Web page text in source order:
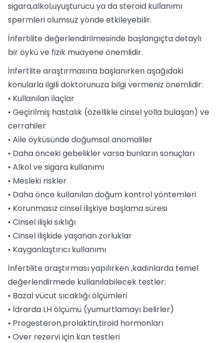
sigara,alkol,uyuşturucu ya da steroid kullanımı
spermleri olumsuz yönde etkileyebilir.
İnfertilite değerlendirilmesinde başlangıçta detaylı
bir öykü ve fizik muayene önemlidir.
İnfertlite araştırmasına başlanırken aşağıdaki
konularla ilgili doktorunuza bilgi vermeniz önemlidir:
• Kullanılan ilaçlar
• Geçirilmiş hastalık (özellikle cinsel yolla bulaşan) ve
cerrahiler
• Aile öyküsünde doğumsal anomaliler
• Daha önceki gebelikler varsa bunların sonuçları
• Alkol ve sigara kullanımı
• Mesleki riskler
• Daha önce kullanılan doğum kontrol yöntemleri
• Korunmasız cinsel ilişkiye başlama süresi
• Cinsel ilişki sıklığı
• Cinsel ilişkide yaşanan zorluklar
• Kayganlaştırıcı kullanımı
İnfertilite araştırması yapılırken ,kadınlarda temel
değerlendirmede kullanılabilecek testler:
• Bazal vücut sıcaklığı ölçümleri
• İdrarda LH ölçümü (yumurtlamayı belirler)
• Progesteron,prolaktin,tiroid hormonları
• Over rezervi için kan testleri